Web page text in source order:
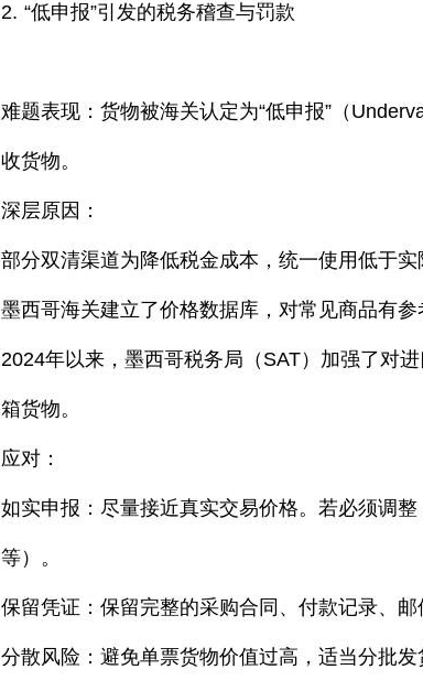
2. “低申报”引发的税务稽查与罚款
难题表现：货物被海关认定为“低申报”（
收货物。
深层原因：
部分双清渠道为降低税金成本，统一使用低于实
墨西哥海关建立了价格数据库，对常见商品有
2024年以来，墨西哥税务局（SAT）加强了对
箱货物。
应对：
如实申报：尽量接近真实交易价格。若必须调
等）。
保留凭证：保留完整的采购合同、付款记录、
分散风险：避免单票货物价值过高，适当分批发